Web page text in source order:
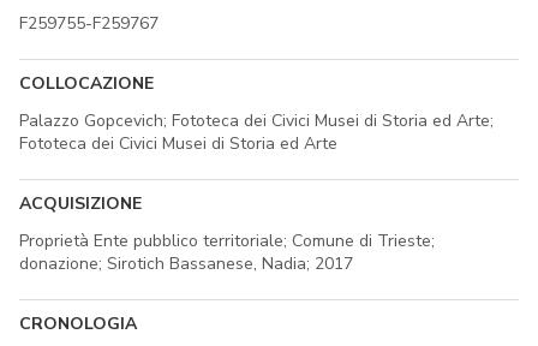
F259755-F259767
COLLOCAZIONE
Palazzo Gopcevich; Fototeca dei Civici Musei di Storia ed Arte;
Fototeca dei Civici Musei di Storia ed Arte
ACQUISIZIONE
Proprietà Ente pubblico territoriale; Comune di Trieste;
donazione; Sirotich Bassanese, Nadia; 2017
CRONOLOGIA